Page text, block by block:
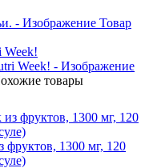
Товар
товары
1300 мг, 120